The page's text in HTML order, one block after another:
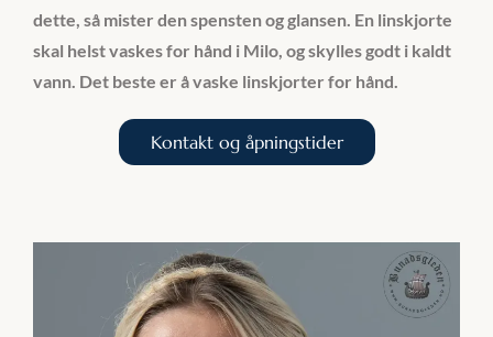
dette, så mister den spensten og glansen. En linskjorte
skal helst vaskes for hånd i Milo, og skylles godt i kaldt
vann. Det beste er å vaske linskjorter for hånd.
Kontakt og åpningstider